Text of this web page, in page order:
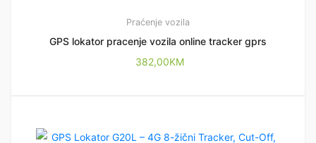
Praćenje vozila
GPS lokator pracenje vozila online tracker gprs
382,00KM